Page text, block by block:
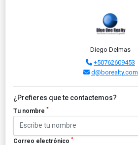
Diego Delmas
+50762609453
d@borealty.com
¿Prefieres que te contactemos?
Tu nombre *
Correo electrónico *